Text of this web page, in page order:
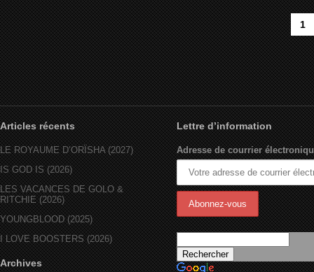
1
Articles récents
LE ROYAUME D’ORÏSHA (2027)
IS GOD IS (2026)
LES VACANCES DE GOLO &
RITCHIE (2026)
YOUNGBLOOD (2025)
I LOVE BOOSTERS (2026)
Archives
Lettre d’information
Adresse de courrier